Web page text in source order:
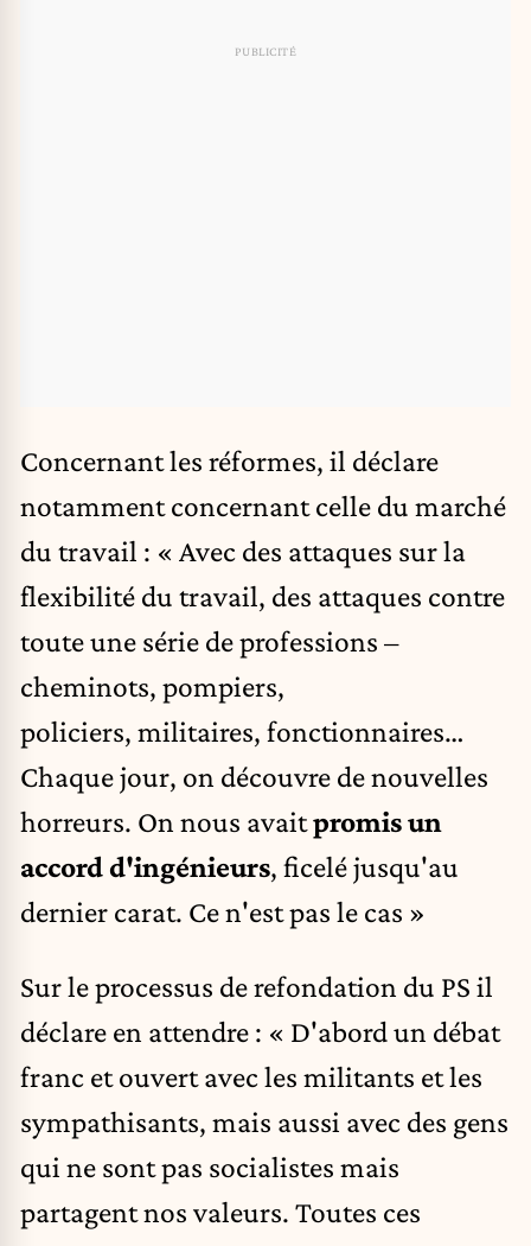
Concernant les réformes, il déclare
notamment concernant celle du marché
du travail : « Avec des attaques sur la
flexibilité du travail, des attaques contre
toute une série de professions –
cheminots, pompiers,
policiers, militaires, fonctionnaires…
Chaque jour, on découvre de nouvelles
horreurs. On nous avaitpromis un
accord d'ingénieurs, ficelé jusqu'au
dernier carat. Ce n'est pas le cas »
Sur le processus de refondation du PS il
déclare en attendre : « D'abord un débat
franc et ouvert avec les militants et les
sympathisants, mais aussi avec des gens
qui ne sont pas socialistes mais
partagent nos valeurs. Toutes ces